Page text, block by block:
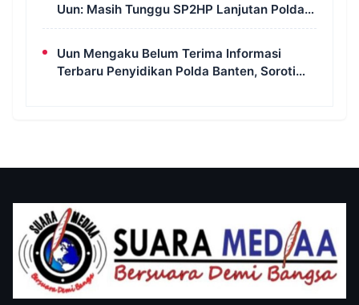
Uun: Masih Tunggu SP2HP Lanjutan Polda
Banten
Uun Mengaku Belum Terima Informasi
Terbaru Penyidikan Polda Banten, Soroti